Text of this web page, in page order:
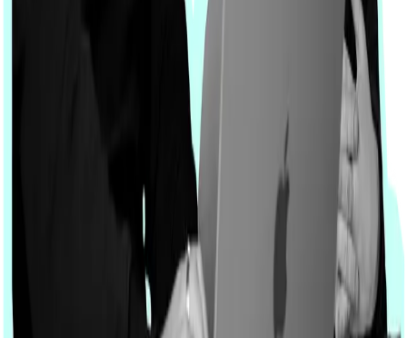
Mehrwert für Unternehmen und ihre Teams zu schaffen.
Wir kümmern uns um Ihr Anliegen!
Heute noch Termin vereinbaren und durchstarten
Bereit, Atlassian sinnvoll einzusetzen?
Jetzt Kontakt aufnehmen